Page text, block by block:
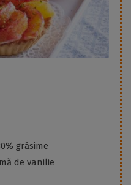
grăsime
de vanilie